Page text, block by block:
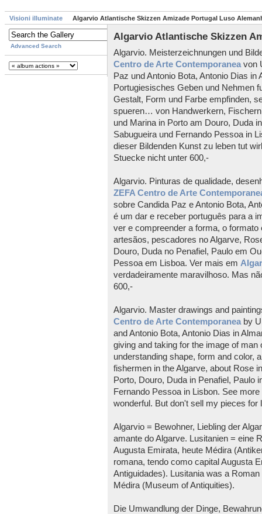
Visioni illuminate Algarvio Atlantische Skizzen Amizade Portugal Luso
Advanced Search
Algarvio Atlantische Skizzen
Algarvio. Meisterzeichnungen und
Centro de Arte Contemporanea von
Paz und Antonio Bota, Antonio Dias
Portugiesisches Geben und Nehmen
Gestalt, Form und Farbe empfinden,
spueren… von Handwerkern,
und Marina in Porto am Douro, Duda
Sabugueira und Fernando Pessoa in
dieser Bildenden Kunst zu leben tut
Stuecke nicht unter 600,-
Algarvio. Pinturas de qualidade,
ZEFA Centro de Arte
sobre Candida Paz e Antonio Bota,
é um dar e receber português para a
ver e compreender a forma, o
artesãos, pescadores no Algarve,
Douro, Duda no Penafiel, Paulo em
Pessoa em Lisboa. Ver mais em
verdadeiramente maravilhoso. Mas
600,-
Algarvio. Master drawings and
Centro de Arte Contemporanea by
and Antonio Bota, Antonio Dias in
giving and taking for the image of
understanding shape, form and
fishermen in the Algarve, about Rose
Porto, Douro, Duda in Penafiel, Paulo
Fernando Pessoa in Lisbon. See
wonderful. But don't sell my pieces for
Algarvio = Bewohner, Liebling der
amante do Algarve. Lusitanien = eine
Augusta Emirata, heute Médira
romana, tendo como capital Augusta
Antiguidades). Lusitania was a
Médira (Museum of Antiquities).
Die Umwandlung der Dinge,